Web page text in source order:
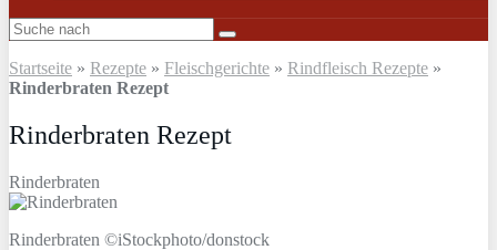
Startseite » Rezepte » Fleischgerichte » Rindfleisch Rezepte »
Rinderbraten Rezept
Rinderbraten Rezept
Rinderbraten
Rinderbraten ©iStockphoto/donstock